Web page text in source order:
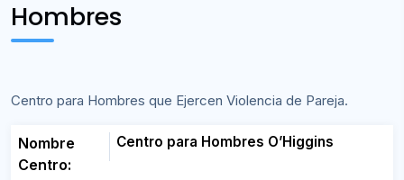
Hombres
Centro para Hombres que Ejercen Violencia de Pareja.
Nombre
Centro:
Centro para Hombres O’Higgins